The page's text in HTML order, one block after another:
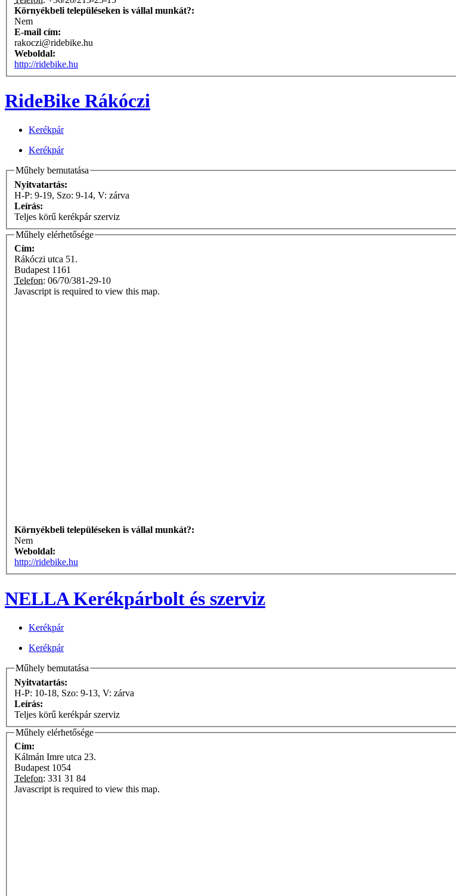
Környékbeli településeken is vállal munkát?:
Nem
E-mail cím:
rakoczi@ridebike.hu
Weboldal:
http://ridebike.hu
RideBike Rákóczi
Kerékpár
Kerékpár
Műhely bemutatása
Nyitvatartás:
H-P: 9-19, Szo: 9-14, V: zárva
Leírás:
Teljes körű kerékpár szerviz
Műhely elérhetősége
Cím:
Rákóczi utca 51.
Budapest 1161
Telefon: 06/70/381-29-10
Javascript is required to view this map.
Környékbeli településeken is vállal munkát?:
Nem
Weboldal:
http://ridebike.hu
NELLA Kerékpárbolt és szerviz
Kerékpár
Kerékpár
Műhely bemutatása
Nyitvatartás:
H-P: 10-18, Szo: 9-13, V: zárva
Leírás:
Teljes körű kerékpár szerviz
Műhely elérhetősége
Cím:
Kálmán Imre utca 23.
Budapest 1054
Telefon: 331 31 84
Javascript is required to view this map.